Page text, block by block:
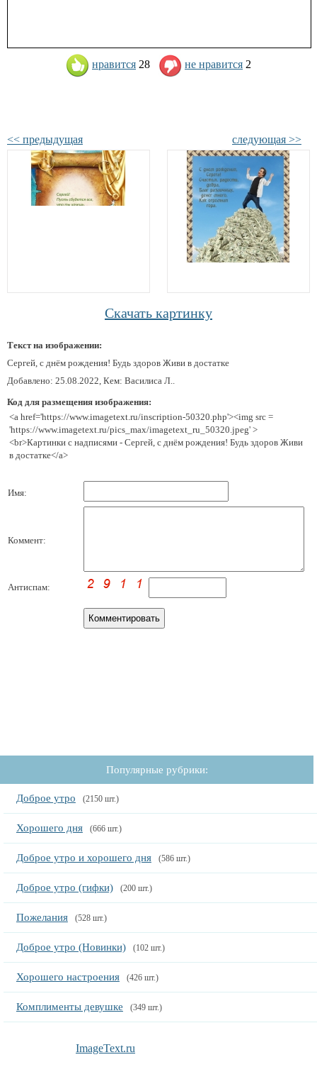
нравится 28 не нравится 2
<< предыдущая следующая >>
Скачать картинку
Текст на изображении:
Сергей, с днём рождения! Будь здоров Живи в достатке
Добавлено: 25.08.2022, Кем: Василиса Л..
Код для размещения изображения:
<a href='https://www.imagetext.ru/inscription-50320.php'><img src =
'https://www.imagetext.ru/pics_max/imagetext_ru_50320.jpeg' >
<br>Картинки с надписями - Сергей, с днём рождения! Будь здоров Живи
в достатке</a>
Имя:
Коммент:
Антиспам:
Популярные рубрики:
Доброе утро (2150 шт.)
Хорошего дня (666 шт.)
Доброе утро и хорошего дня (586 шт.)
Доброе утро (гифки) (200 шт.)
Пожелания (528 шт.)
Доброе утро (Новинки) (102 шт.)
Хорошего настроения (426 шт.)
Комплименты девушке (349 шт.)
ImageText.ru